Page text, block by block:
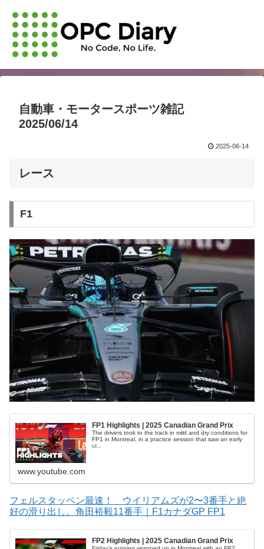
自動車・モータースポーツ雑記
2025/06/14
2025-06-14
レース
F1
FP1 Highlights | 2025 Canadian Grand Prix
The drivers took to the track in mild and dry conditions for
FP1 in Montreal, in a practice session that saw an early
cr...
www.youtube.com
フェルスタッペン最速！ ウイリアムズが2〜3番手と絶
好の滑り出し。角田裕毅11番手｜F1カナダGP FP1
FP2 Highlights | 2025 Canadian Grand Prix